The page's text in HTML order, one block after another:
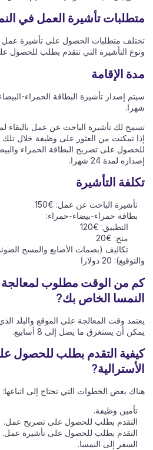
متطلبات تأشيرة العمل في
تختلف متطلبات الحصول على تأشيرة عمل
ونوع التأشيرة التي تتقدم بطلب للحصول
مدة الإقامة
شهرا.
تسمح لك تأشيرة الباحث عن عمل
إذا تمكنت من العثور على وظيفة خلال تلك
للحصول على تصريح البطاقة الحمراء
إصداره لمدة 24 شهرا.
تكلفة التأشيرة
تأشيرة الباحث عن عمل: €150
بطاقة حمراء-بيضاء-حمراء:
التطبيق: €120
منح: €20
تكاليف (بصمات الأصابع والمسح
والتوقيع): 20 دولارا
كم من الوقت مطلوب لمعالجة
النمسا الخاص بك?
يعتمد وقت المعالجة على الموقع والبلد
يمكن أن يستغرق ما يصل إلى 8 أسابيع.
كيفية التقدم بطلب للحصول
الأسترالية?
هناك بعض الخطوات التي تحتاج إلى اتباعها:
تأمين وظيفة.
التقدم بطلب للحصول على تصريح عمل.
التقدم بطلب للحصول على تأشيرة عمل.
السفر إلى النمسا.